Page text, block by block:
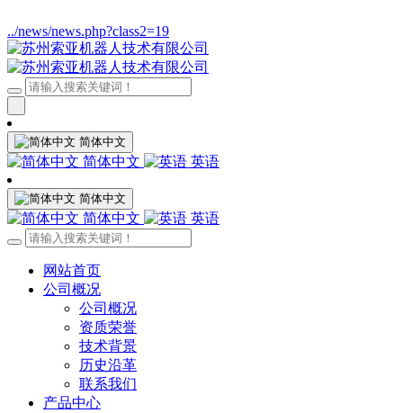
../news/news.php?class2=19
简体中文
简体中文 英语
简体中文
简体中文 英语
网站首页
公司概况
公司概况
资质荣誉
技术背景
历史沿革
联系我们
产品中心